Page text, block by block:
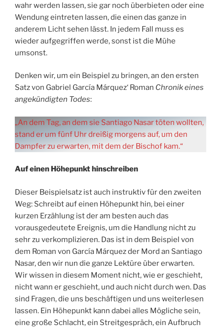
wahr werden lassen, sie gar noch überbieten oder eine
Wendung eintreten lassen, die einen das ganze in
anderem Licht sehen lässt. In jedem Fall muss es
wieder aufgegriffen werde, sonst ist die Mühe
umsonst.
Denken wir, um ein Beispiel zu bringen, an den ersten
Satz von Gabriel García Márquez‘ Roman Chronik eines
angekündigten Todes:
„An dem Tag, an dem sie Santiago Nasar töten wollten,
stand er um fünf Uhr dreißig morgens auf, um den
Dampfer zu erwarten, mit dem der Bischof kam.“
Auf einen Höhepunkt hinschreiben
Dieser Beispielsatz ist auch instruktiv für den zweiten
Weg: Schreibt auf einen Höhepunkt hin, bei einer
kurzen Erzählung ist der am besten auch das
vorausgedeutete Ereignis, um die Handlung nicht zu
sehr zu verkomplizieren. Das ist in dem Beispiel von
dem Roman von García Márquez der Mord an Santiago
Nasar, den wir nun die ganze Lektüre über erwarten.
Wir wissen in diesem Moment nicht, wie er geschieht,
nicht wann er geschieht, und auch nicht durch wen. Das
sind Fragen, die uns beschäftigen und uns weiterlesen
lassen. Ein Höhepunkt kann dabei alles Mögliche sein,
eine große Schlacht, ein Streitgespräch, ein Aufbruch